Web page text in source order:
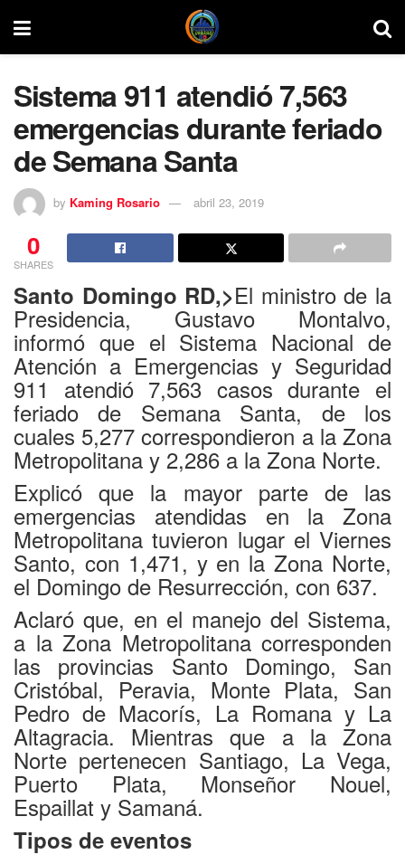
Sistema 911 atendió 7,563
emergencias durante feriado
de Semana Santa
by Kaming Rosario abril 23, 2019
0
SHARES
Santo Domingo RD,>El ministro de la
Presidencia, Gustavo Montalvo,
informó que el Sistema Nacional de
Atención a Emergencias y Seguridad
911 atendió 7,563 casos durante el
feriado de Semana Santa, de los
cuales 5,277 correspondieron a la Zona
Metropolitana y 2,286 a la Zona Norte.
Explicó que la mayor parte de las
emergencias atendidas en la Zona
Metropolitana tuvieron lugar el Viernes
Santo, con 1,471, y en la Zona Norte,
el Domingo de Resurrección, con 637.
Aclaró que, en el manejo del Sistema,
a la Zona Metropolitana corresponden
las provincias Santo Domingo, San
Cristóbal, Peravia, Monte Plata, San
Pedro de Macorís, La Romana y La
Altagracia. Mientras que a la Zona
Norte pertenecen Santiago, La Vega,
Puerto Plata, Monseñor Nouel,
Espaillat y Samaná.
Tipos de eventos